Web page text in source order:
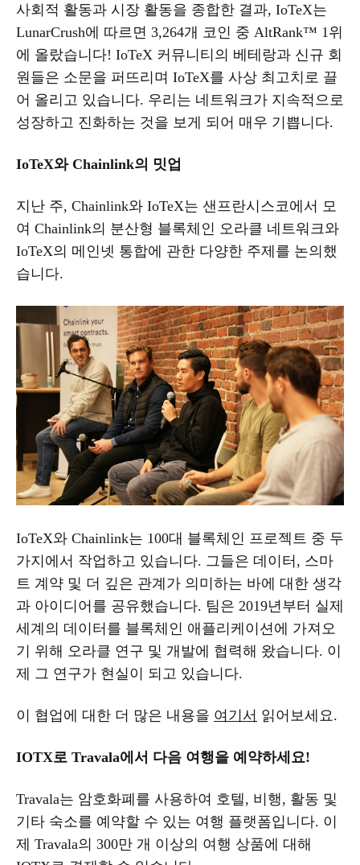
사회적 활동과 시장 활동을 종합한 결과, IoTeX는
LunarCrush에 따르면 3,264개 코인 중 AltRank™ 1위
에 올랐습니다! IoTeX 커뮤니티의 베테랑과 신규 회
원들은 소문을 퍼뜨리며 IoTeX를 사상 최고치로 끌
어 올리고 있습니다. 우리는 네트워크가 지속적으로
성장하고 진화하는 것을 보게 되어 매우 기쁩니다.
IoTeX와 Chainlink의 밋업
지난 주, Chainlink와 IoTeX는 샌프란시스코에서 모
여 Chainlink의 분산형 블록체인 오라클 네트워크와
IoTeX의 메인넷 통합에 관한 다양한 주제를 논의했
습니다.
IoTeX와 Chainlink는 100대 블록체인 프로젝트 중 두
가지에서 작업하고 있습니다. 그들은 데이터, 스마
트 계약 및 더 깊은 관계가 의미하는 바에 대한 생각
과 아이디어를 공유했습니다. 팀은 2019년부터 실제
세계의 데이터를 블록체인 애플리케이션에 가져오
기 위해 오라클 연구 및 개발에 협력해 왔습니다. 이
제 그 연구가 현실이 되고 있습니다.
이 협업에 대한 더 많은 내용을 여기서 읽어보세요.
IOTX로 Travala에서 다음 여행을 예약하세요!
Travala는 암호화폐를 사용하여 호텔, 비행, 활동 및
기타 숙소를 예약할 수 있는 여행 플랫폼입니다. 이
제 Travala의 300만 개 이상의 여행 상품에 대해